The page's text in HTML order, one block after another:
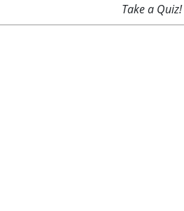
Take a Quiz!